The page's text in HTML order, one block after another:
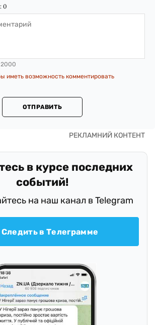
0
2000
иметь возможность комментировать
ОТПРАВИТЬ
в курсе последних
событий!
на наш канал в Telegram
Следить в Телеграмме